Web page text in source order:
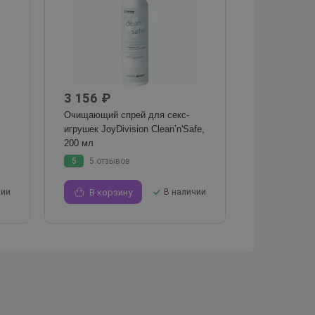
3 156 ₽
Очищающий спрей для секс-
игрушек JoyDivision Clean’n'Safe,
200 мл
5 5 отзывов
В корзину В наличии